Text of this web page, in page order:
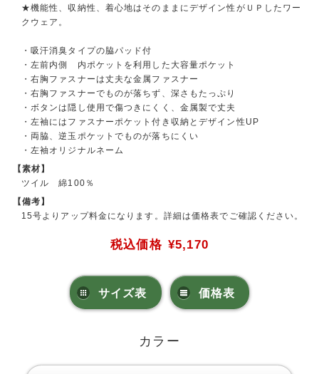
★機能性、収納性、着心地はそのままにデザイン性がＵＰしたワー
クウェア。
・吸汗消臭タイプの脇パッド付
・左前内側 内ポケットを利用した大容量ポケット
・右胸ファスナーは丈夫な金属ファスナー
・右胸ファスナーでものが落ちず、深さもたっぷり
・ボタンは隠し使用で傷つきにくく、金属製で丈夫
・左袖にはファスナーポケット付き収納とデザイン性UP
・両脇、逆玉ポケットでものが落ちにくい
・左袖オリジナルネーム
【素材】
ツイル 綿100％
【備考】
15号よりアップ料金になります。詳細は価格表でご確認ください。
税込価格 ¥5,170
サイズ表 価格表
カラー